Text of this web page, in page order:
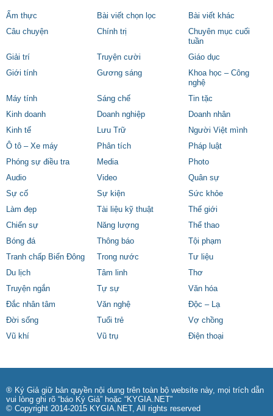
Ẩm thực Bài viết chọn lọc
Bài viết khác
Câu chuyện
Chính trị
Chuyên mục cuối
tuần
Giải trí
Truyện cười
Giáo dục
Giới tính
Gương sáng
Khoa học – Công
nghệ
Máy tính
Sáng chế
Tin tặc
Kinh doanh
Doanh nghiệp
Doanh nhân
Kinh tế
Lưu Trữ
Người Việt mình
Ô tô – Xe máy
Phân tích
Pháp luật
Phóng sự điều tra
Media
Photo
Audio
Video
Quân sự
Sự cố
Sự kiện
Sức khỏe
Làm đẹp
Tài liệu kỹ thuật
Thế giới
Chiến sự
Năng lượng
Thể thao
Bóng đá
Thông báo
Tội phạm
Tranh chấp Biển Đông
Trong nước
Tư liệu
Du lịch
Tâm linh
Thơ
Truyện ngắn
Tự sự
Văn hóa
Đắc nhân tâm
Văn nghệ
Độc – Lạ
Đời sống
Tuổi trẻ
Vợ chồng
Vũ khí
Vũ trụ Điện thoại
® Ký Giả giữ bản quyền nội dung trên toàn bộ website này, mọi trích dẫn
vui lòng ghi rõ “báo Ký Giả” hoặc “KYGIA.NET”
© Copyright 2014-2015 KYGIA.NET, All rights reserved